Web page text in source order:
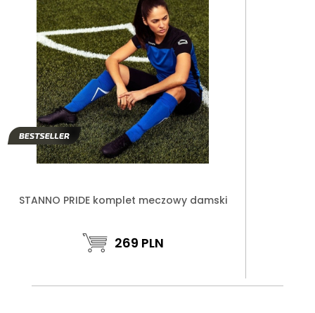
STANNO PRIDE komplet meczowy damski
269 PLN